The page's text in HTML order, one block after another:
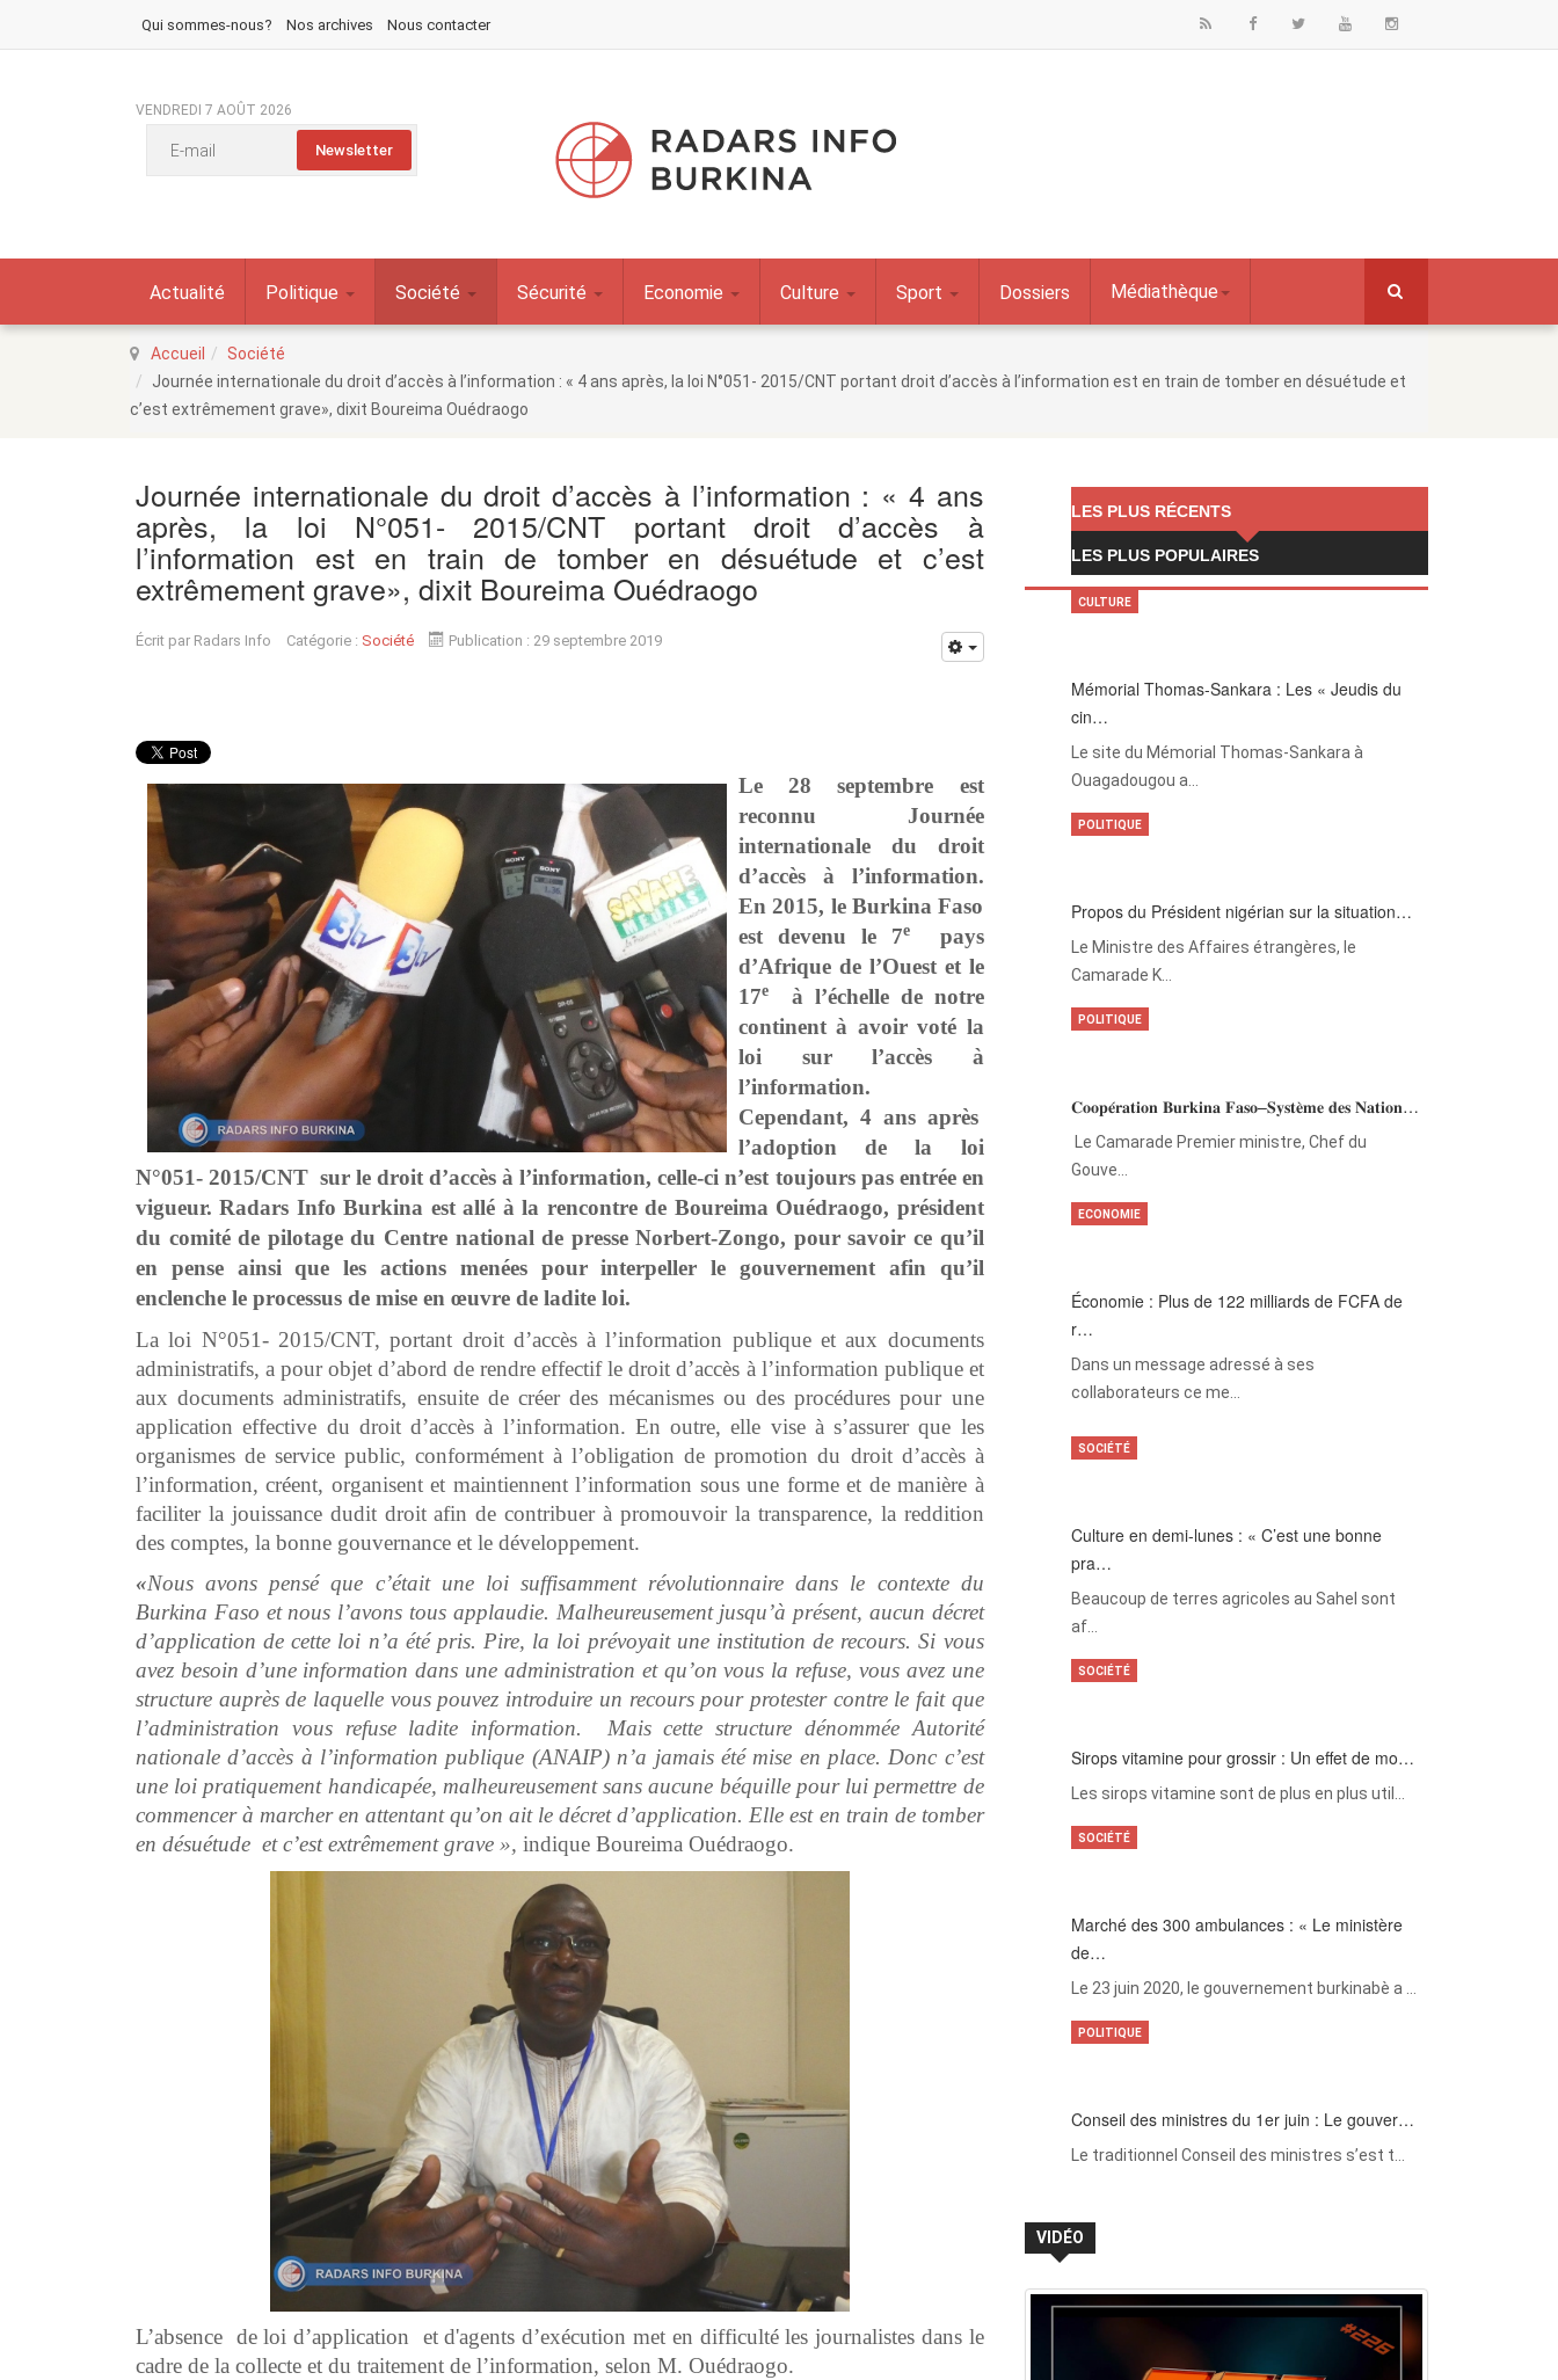
Qui sommes-nous? Nos archives Nous contacter
VENDREDI 7 AOÛT 2026
Actualité Politique Société Sécurité Economie Culture Sport Dossiers Médiathèque
Accueil
Société
Journée internationale du droit d’accès à l’information : « 4 ans après, la loi N°051- 2015/CNT portant droit d’accès à l’information est en train de tomber en désuétude et
c’est extrêmement grave», dixit Boureima Ouédraogo
Journée internationale du droit d’accès à l’information : « 4 ans
après, la loi N°051- 2015/CNT portant droit d’accès à
l’information est en train de tomber en désuétude et c’est
extrêmement grave», dixit Boureima Ouédraogo
Écrit par Radars Info Catégorie : Société Publication : 29 septembre 2019
Le 28 septembre est
reconnu Journée
internationale du droit
d’accès à l’information.
En 2015, le Burkina Faso
est devenu le 7epays
d’Afrique de l’Ouest et le
17e
à l’échelle de notre
continent à avoir voté la
loi sur l’accès à
l’information.
Cependant, 4 ans après
l’adoption de la loi
N°051- 2015/CNT sur le droit d’accès à l’information, celle-ci n’est toujours pas entrée en
vigueur. Radars Info Burkina est allé à la rencontre de Boureima Ouédraogo, président
du comité de pilotage du Centre national de presse Norbert-Zongo, pour savoir ce qu’il
en pense ainsi que les actions menées pour interpeller le gouvernement afin qu’il
enclenche le processus de mise en œuvre de ladite loi.
La loi N°051- 2015/CNT, portant droit d’accès à l’information publique et aux documents
administratifs, a pour objet d’abord de rendre effectif le droit d’accès à l’information publique et
aux documents administratifs, ensuite de créer des mécanismes ou des procédures pour une
application effective du droit d’accès à l’information. En outre, elle vise à s’assurer que les
organismes de service public, conformément à l’obligation de promotion du droit d’accès à
l’information, créent, organisent et maintiennent l’information sous une forme et de manière à
faciliter la jouissance dudit droit afin de contribuer à promouvoir la transparence, la reddition
des comptes, la bonne gouvernance et le développement.
«Nous avons pensé que c’était une loi suffisamment révolutionnaire dans le contexte du
Burkina Faso et nous l’avons tous applaudie. Malheureusement jusqu’à présent, aucun décret
d’application de cette loi n’a été pris. Pire, la loi prévoyait une institution de recours. Si vous
avez besoin d’une information dans une administration et qu’on vous la refuse, vous avez une
structure auprès de laquelle vous pouvez introduire un recours pour protester contre le fait que
l’administration vous refuse ladite information. Mais cette structure dénommée Autorité
nationale d’accès à l’information publique (ANAIP) n’a jamais été mise en place. Donc c’est
une loi pratiquement handicapée, malheureusement sans aucune béquille pour lui permettre de
commencer à marcher en attentant qu’on ait le décret d’application. Elle est en train de tomber
en désuétude et c’est extrêmement grave », indique Boureima Ouédraogo.
L’absence de loi d’application et d'agents d’exécution met en difficulté les journalistes dans le
cadre de la collecte et du traitement de l’information, selon M. Ouédraogo.
LES PLUS RÉCENTS
LES PLUS POPULAIRES
Mémorial Thomas-Sankara : Les « Jeudis du
cin…
Le site du Mémorial Thomas-Sankara à
Ouagadougou a…
CULTURE
Propos du Président nigérian sur la situation…
Le Ministre des Affaires étrangères, le
Camarade K…
POLITIQUE
𝐂𝐨𝐨𝐩𝐞́𝐫𝐚𝐭𝐢𝐨𝐧 𝐁𝐮𝐫𝐤𝐢𝐧𝐚 𝐅𝐚𝐬𝐨–𝐒𝐲𝐬𝐭𝐞̀𝐦𝐞 𝐝𝐞𝐬 𝐍𝐚𝐭𝐢𝐨𝐧…
‎Le Camarade Premier ministre, Chef du
Gouve…
POLITIQUE
Économie : Plus de 122 milliards de FCFA de
r…
Dans un message adressé à ses
collaborateurs ce me…
ECONOMIE
Culture en demi-lunes : « C’est une bonne
pra…
Beaucoup de terres agricoles au Sahel sont
af…
SOCIÉTÉ
Sirops vitamine pour grossir : Un effet de mo…
Les sirops vitamine sont de plus en plus util…
SOCIÉTÉ
Marché des 300 ambulances : « Le ministère
de…
Le 23 juin 2020, le gouvernement burkinabè a …
SOCIÉTÉ
Conseil des ministres du 1er juin : Le gouver…
Le traditionnel Conseil des ministres s’est t…
POLITIQUE
VIDÉO